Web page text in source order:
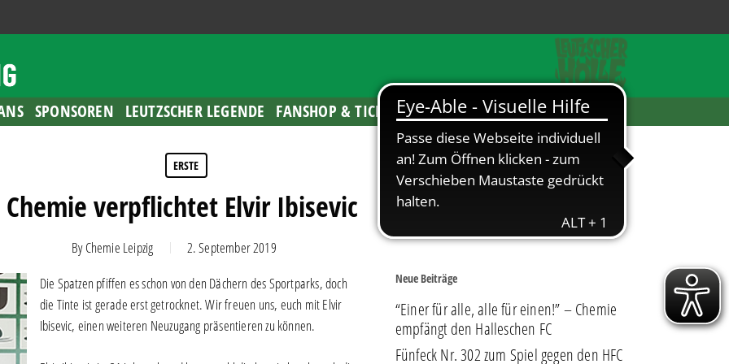
SPONSOREN LEUTZSCHER LEGENDE FANSHOP & TICKETS
ERSTE
Chemie verpflichtet Elvir Ibisevic
ByChemie Leipzig 2. September 2019
Die Spatzen pfiffen es schon von den Dächern des Sportparks, doch
die Tinte ist gerade erst getrocknet. Wir freuen uns, euch mit Elvir
Ibisevic, einen weiteren Neuzugang präsentieren zu können.
Neue Beiträge
“Einer für alle, alle für einen!” – Chemie
empfängt den Halleschen FC
Fünfeck Nr. 302 zum Spiel gegen den HFC